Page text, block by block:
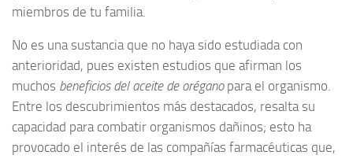
miembros de tu familia.
No es una sustancia que no haya sido estudiada con
anterioridad, pues existen estudios que afirman los
muchos beneficios del aceite de oréganopara el organismo.
Entre los descubrimientos más destacados, resalta su
capacidad para combatir organismos dañinos; esto ha
provocado el interés de las compañías farmacéuticas que,